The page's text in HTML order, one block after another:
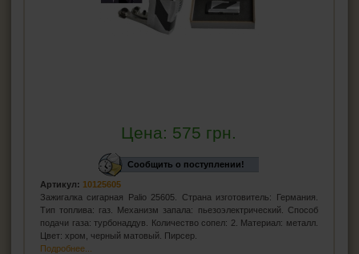
Цена: 575 грн.
Сообщить о поступлении!
Артикул: 10125605
Зажигалка сигарная Palio 25605. Страна изготовитель: Германия.
Тип топлива: газ. Механизм запала: пьезоэлектрический. Способ
подачи газа: турбонаддув. Количество сопел: 2. Материал: металл.
Цвет: хром, черный матовый. Пирсер.
Подробнее...